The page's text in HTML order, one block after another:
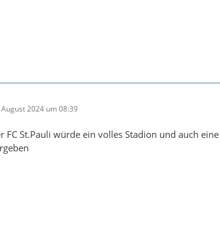
2024 um 08:39
FC St.Pauli würde ein volles Stadion und auch